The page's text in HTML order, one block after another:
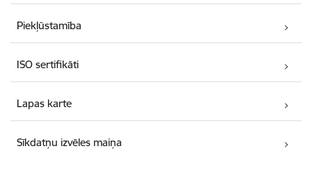
Piekļūstamība
ISO sertifikāti
Lapas karte
Sīkdatņu izvēles maiņa